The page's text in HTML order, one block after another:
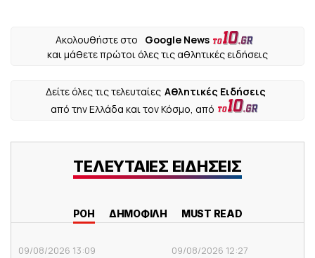
Ακολουθήστε στο
Google News
και μάθετε πρώτοι όλες τις αθλητικές ειδήσεις
Δείτε όλες τις τελευταίες Αθλητικές Ειδήσεις
από την Ελλάδα και τον Κόσμο, από
ΤΕΛΕΥΤΑΙΕΣ ΕΙΔΗΣΕΙΣ
ΡΟΗ ΔΗΜΟΦΙΛΗ MUST READ
09/08/2026 13:09 09/08/2026 12:27